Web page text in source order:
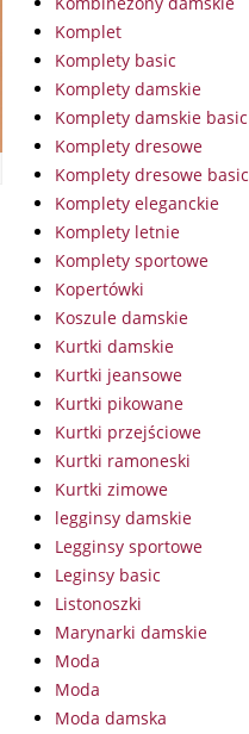
Komplet
Komplety basic
Komplety damskie
Komplety damskie basic
Komplety dresowe
Komplety dresowe basic
Komplety eleganckie
Komplety letnie
Komplety sportowe
Kopertówki
Koszule damskie
Kurtki damskie
Kurtki jeansowe
Kurtki pikowane
Kurtki przejściowe
Kurtki ramoneski
Kurtki zimowe
legginsy damskie
Legginsy sportowe
Leginsy basic
Listonoszki
Marynarki damskie
Moda
Moda
Moda damska